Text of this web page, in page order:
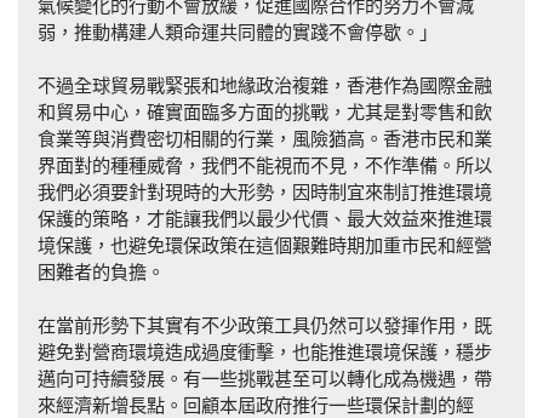
氣候變化的行動不會放緩，促進國際合作的努力不會減
弱，推動構建人類命運共同體的實踐不會停歇。」
不過全球貿易戰緊張和地緣政治複雜，香港作為國際金融
和貿易中心，確實面臨多方面的挑戰，尤其是對零售和飲
食業等與消費密切相關的行業，風險猶高。香港市民和業
界面對的種種威脅，我們不能視而不見，不作準備。所以
我們必須要針對現時的大形勢，因時制宜來制訂推進環境
保護的策略，才能讓我們以最少代價、最大效益來推進環
境保護，也避免環保政策在這個艱難時期加重市民和經營
困難者的負擔。
在當前形勢下其實有不少政策工具仍然可以發揮作用，既
避免對營商環境造成過度衝擊，也能推進環境保護，穩步
邁向可持續發展。有一些挑戰甚至可以轉化成為機遇，帶
來經濟新增長點。回顧本屆政府推行一些環保計劃的經